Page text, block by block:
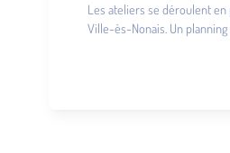
Les ateliers se déroulent en
Ville-ès-Nonais. Un